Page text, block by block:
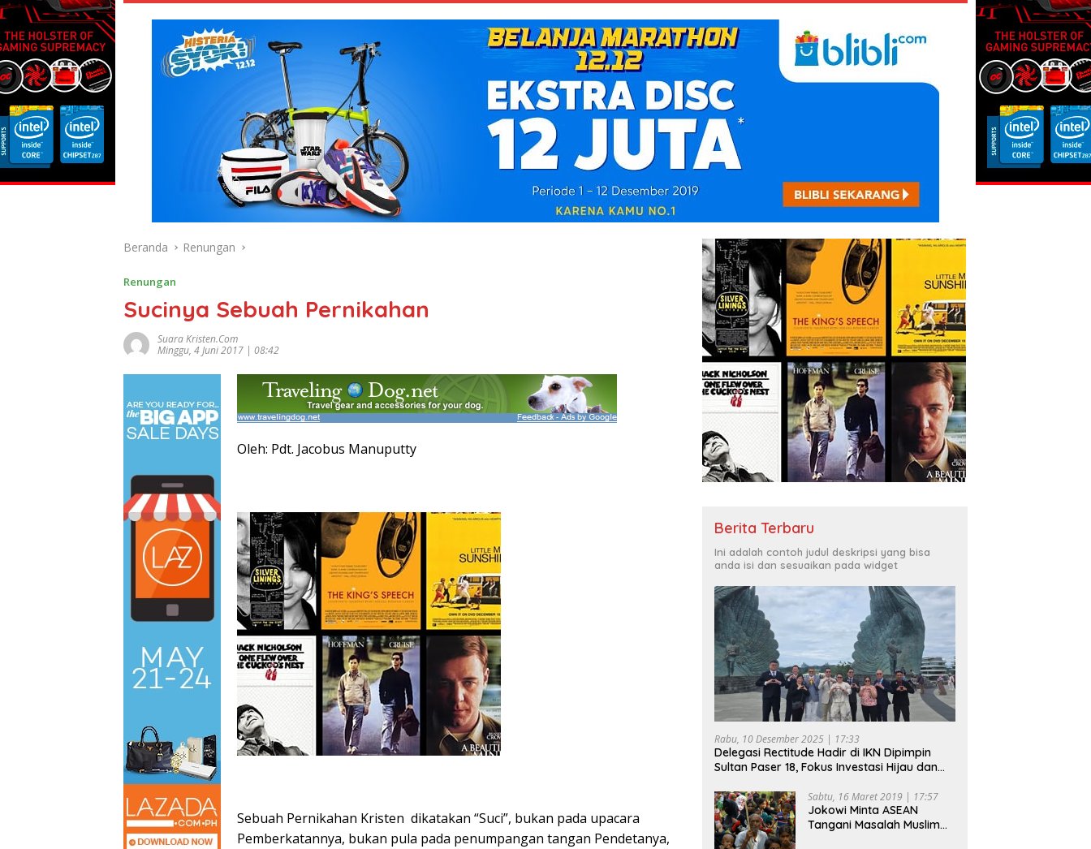
Beranda Renungan
Renungan
Sucinya Sebuah Pernikahan
Suara Kristen.com
Minggu, 4 Juni 2017 | 08:42
Oleh: Pdt. Jacobus Manuputty
Sebuah Pernikahan Kristen dikatakan “Suci”, bukan pada upacara
Pemberkatannya, bukan pula pada penumpangan tangan Pendetanya,
Berita Terbaru
Ini adalah contoh judul deskripsi yang bisa
anda isi dan sesuaikan pada widget
Rabu, 10 Desember 2025 | 17:33
Delegasi Rectitude Hadir di IKN Dipimpin
Sultan Paser 18, Fokus Investasi Hijau dan
Sabtu, 16 Maret 2019 | 17:57
Jokowi Minta ASEAN
Tangani Masalah Muslim